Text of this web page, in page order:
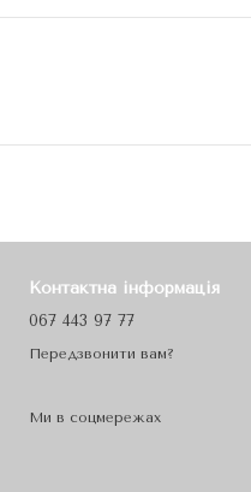
Контактна інформація
067 443 97 77
Передзвонити вам?
Ми в соцмережах